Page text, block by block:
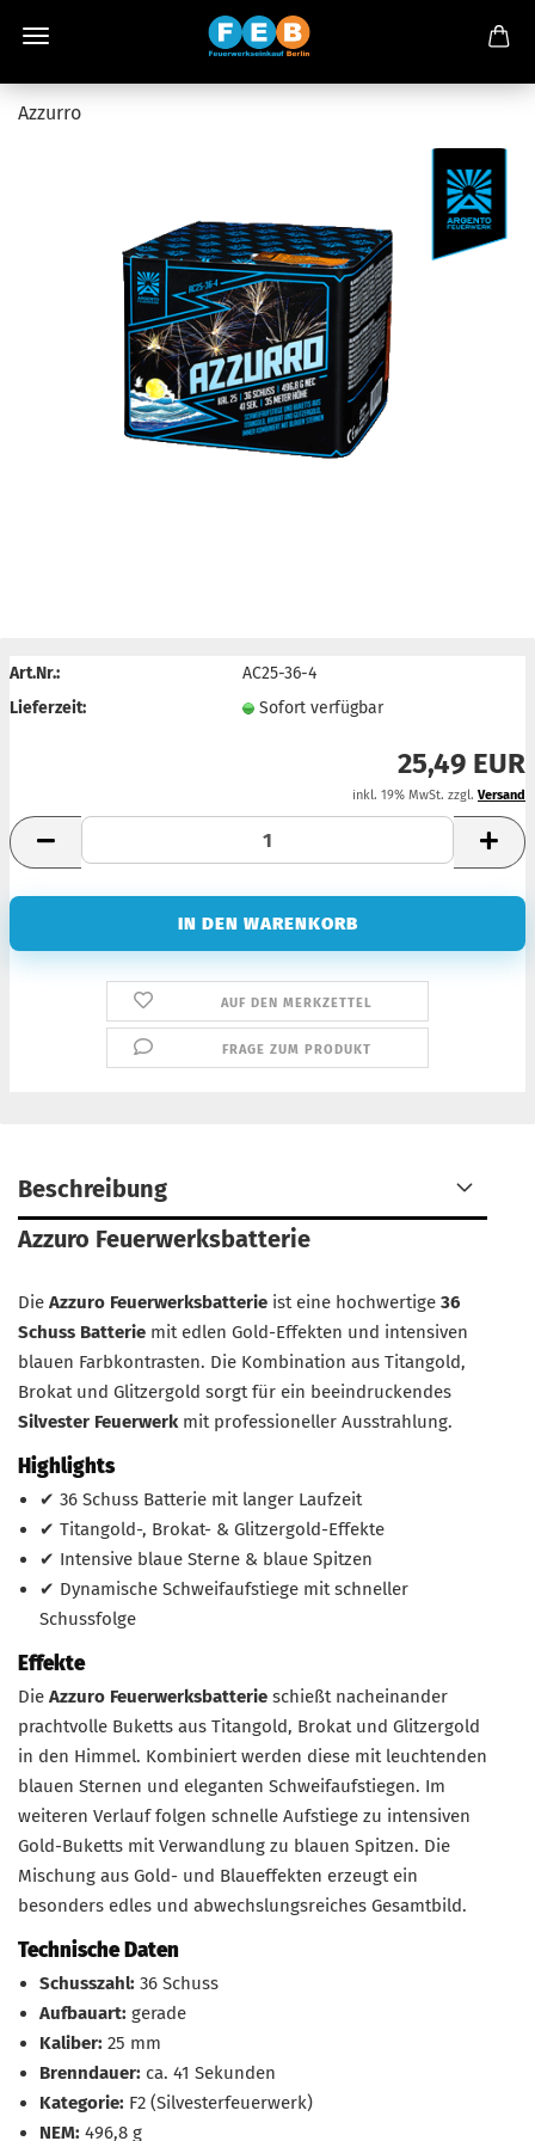
Azzurro
Art.Nr.:
AC25-36-4
Lieferzeit:
Sofort verfügbar
25,49 EUR
inkl. 19% MwSt. zzgl. Versand
AUF DEN MERKZETTEL
FRAGE ZUM PRODUKT
Beschreibung
Azzuro Feuerwerksbatterie
Die Azzuro Feuerwerksbatterie ist eine hochwertige 36
Schuss Batterie mit edlen Gold-Effekten und intensiven
blauen Farbkontrasten. Die Kombination aus Titangold,
Brokat und Glitzergold sorgt für ein beeindruckendes
Silvester Feuerwerkmit professioneller Ausstrahlung.
Highlights
✔ 36 Schuss Batterie mit langer Laufzeit
✔ Titangold-, Brokat- & Glitzergold-Effekte
✔ Intensive blaue Sterne & blaue Spitzen
✔ Dynamische Schweifaufstiege mit schneller
Schussfolge
Effekte
Die Azzuro Feuerwerksbatterie schießt nacheinander
prachtvolle Buketts aus Titangold, Brokat und Glitzergold
in den Himmel. Kombiniert werden diese mit leuchtenden
blauen Sternen und eleganten Schweifaufstiegen. Im
weiteren Verlauf folgen schnelle Aufstiege zu intensiven
Gold-Buketts mit Verwandlung zu blauen Spitzen. Die
Mischung aus Gold- und Blaueffekten erzeugt ein
besonders edles und abwechslungsreiches Gesamtbild.
Technische Daten
Schusszahl: 36 Schuss
Aufbauart: gerade
Kaliber: 25 mm
Brenndauer: ca. 41 Sekunden
Kategorie: F2 (Silvesterfeuerwerk)
NEM: 496,8 g